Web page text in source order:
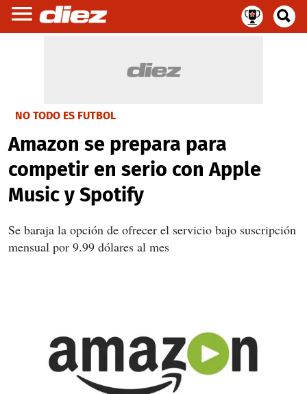
NO TODO ES FUTBOL
Amazon se prepara para
competir en serio con Apple
Music y Spotify
Se baraja la opción de ofrecer el servicio bajo suscripción
mensual por 9.99 dólares al mes